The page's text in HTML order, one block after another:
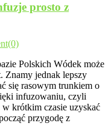
prosto z
Polskich Wódek może
Znamy jednak lepszy
się rasowym trunkiem o
infuzowaniu, czyli
krótkim czasie uzyskać
przygodę z